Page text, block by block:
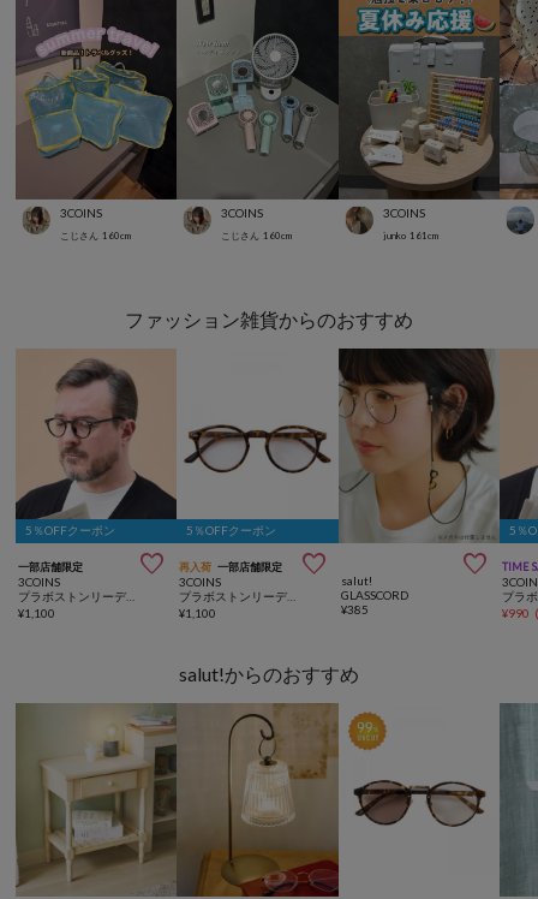
3COINS
こじさん 160cm
3COINS
こじさん 160cm
3COINS
junko 161cm
ファッション雑貨からのおすすめ
5％OFFクーポン
一部店舗限定 
3COINS
¥1,100
5％OFFクーポン
再入荷 一部店舗限定 
3COINS
¥1,100

salut!
GLASSCORD
¥385
5％
TIME
¥990
salut!からのおすすめ